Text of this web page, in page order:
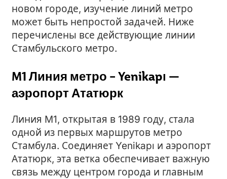
новом городе, изучение линий метро
может быть непростой задачей. Ниже
перечислены все действующие линии
Стамбульского метро.
M1 Линия метро – Yenikapı —
аэропорт Ататюрк
Линия M1, открытая в 1989 году, стала
одной из первых маршрутов метро
Стамбула. Соединяет Yenikapı и аэропорт
Ататюрк, эта ветка обеспечивает важную
связь между центром города и главным